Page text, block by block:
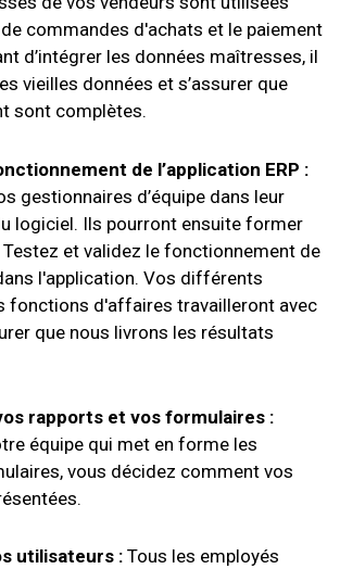
commandes d'achats et le paiement
d’intégrer les données maîtresses, il
vieilles données et s’assurer que
sont complètes.
de l’application ERP :
gestionnaires d’équipe dans leur
logiciel. Ils pourront ensuite former
et validez le fonctionnement de
l'application. Vos différents
fonctions d'affaires travailleront avec
que nous livrons les résultats
rapports et vos formulaires :
équipe qui met en forme les
vous décidez comment vos
utilisateurs : Tous les employés